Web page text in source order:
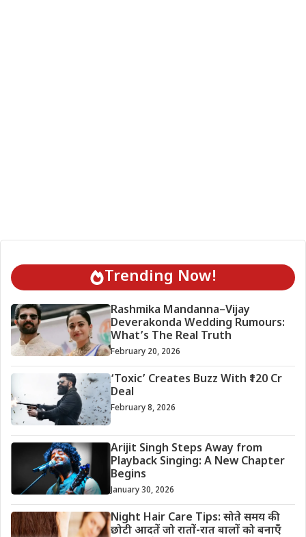
Trending Now!
Rashmika Mandanna–Vijay
Deverakonda Wedding Rumours:
What’s The Real Truth
February 20, 2026
‘Toxic’ Creates Buzz With ₹120 Cr
Deal
February 8, 2026
Arijit Singh Steps Away from
Playback Singing: A New Chapter
Begins
January 30, 2026
Night Hair Care Tips: सोते समय की
छोटी आदतें जो रातों-रात बालों को बनाएँ